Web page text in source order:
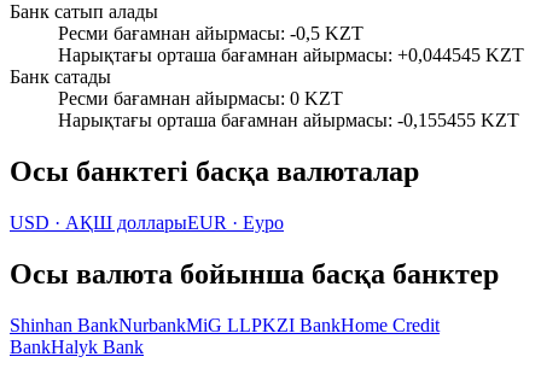
Банк сатып алады
Ресми бағамнан айырмасы: -0,5 KZT
Нарықтағы орташа бағамнан айырмасы: +0,044545 KZT
Банк сатады
Ресми бағамнан айырмасы: 0 KZT
Нарықтағы орташа бағамнан айырмасы: -0,155455 KZT
Осы банктегі басқа валюталар
USD · АҚШ долларыEUR · Еуро
Осы валюта бойынша басқа банктер
Shinhan BankNurbankMiG LLPKZI BankHome Credit
BankHalyk Bank